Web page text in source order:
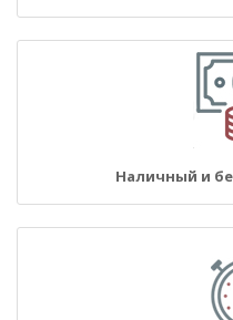
Наличный и